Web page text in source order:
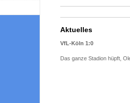
Aktuelles
VfL-Köln 1:0
Das ganze Stadion hüpft,